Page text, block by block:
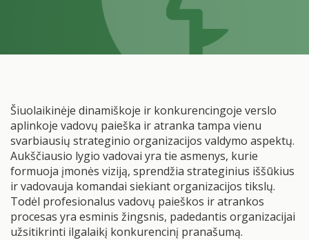
Šiuolaikinėje dinamiškoje ir konkurencingoje verslo
aplinkoje vadovų paieška ir atranka tampa vienu
svarbiausių strateginio organizacijos valdymo aspektų.
Aukščiausio lygio vadovai yra tie asmenys, kurie
formuoja įmonės viziją, sprendžia strateginius iššūkius
ir vadovauja komandai siekiant organizacijos tikslų.
Todėl profesionalus vadovų paieškos ir atrankos
procesas yra esminis žingsnis, padedantis organizacijai
užsitikrinti ilgalaikį konkurencinį pranašumą.